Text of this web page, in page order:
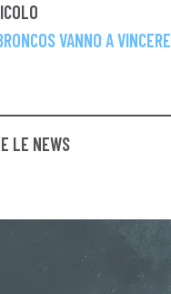
VANNO A VINCERE
LE NEWS